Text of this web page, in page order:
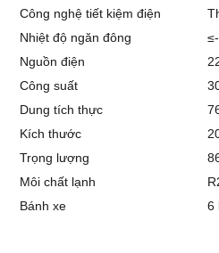
Công nghệ tiết kiệm điện
Nhiệt độ ngăn đông
Nguồn điện
Công suất
Dung tích thực
Kích thước
Trọng lượng
Môi chất lạnh
Bánh xe
6